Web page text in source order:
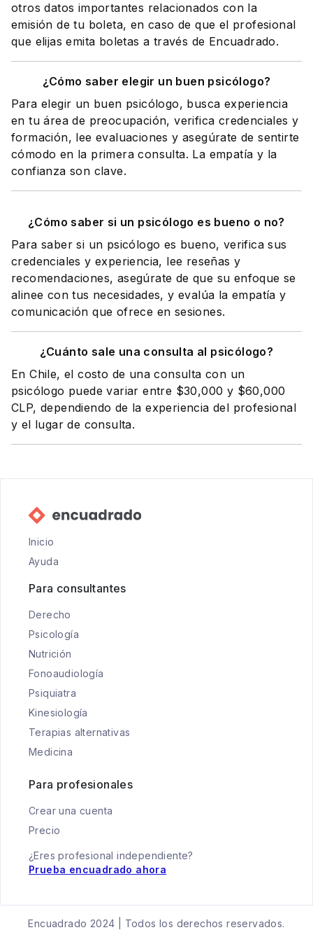
otros datos importantes relacionados con la
emisión de tu boleta, en caso de que el profesional
que elijas emita boletas a través de Encuadrado.
¿Cómo saber elegir un buen psicólogo?
Para elegir un buen psicólogo, busca experiencia
en tu área de preocupación, verifica credenciales y
formación, lee evaluaciones y asegúrate de sentirte
cómodo en la primera consulta. La empatía y la
confianza son clave.
¿Cómo saber si un psicólogo es bueno o no?
Para saber si un psicólogo es bueno, verifica sus
credenciales y experiencia, lee reseñas y
recomendaciones, asegúrate de que su enfoque se
alinee con tus necesidades, y evalúa la empatía y
comunicación que ofrece en sesiones.
¿Cuánto sale una consulta al psicólogo?
En Chile, el costo de una consulta con un
psicólogo puede variar entre $30,000 y $60,000
CLP, dependiendo de la experiencia del profesional
y el lugar de consulta.
Inicio
Ayuda
Para consultantes
Derecho
Psicología
Nutrición
Fonoaudiología
Psiquiatra
Kinesiología
Terapias alternativas
Medicina
Para profesionales
Crear una cuenta
Precio
¿Eres profesional independiente?
Prueba encuadrado ahora
Encuadrado 2024 | Todos los derechos reservados.